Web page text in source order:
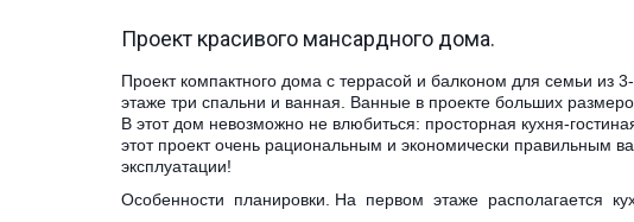
­Проект красивого мансардного дома.
Проект компактного дома с террасой и балконом для семьи из
этаже три спальни и ванная. Ванные в проекте больших
В этот дом невозможно не влюбиться: просторная кухня-
этот проект очень рациональным и экономически правильным
эксплуатации!
Особенности планировки. На первом этаже располагается